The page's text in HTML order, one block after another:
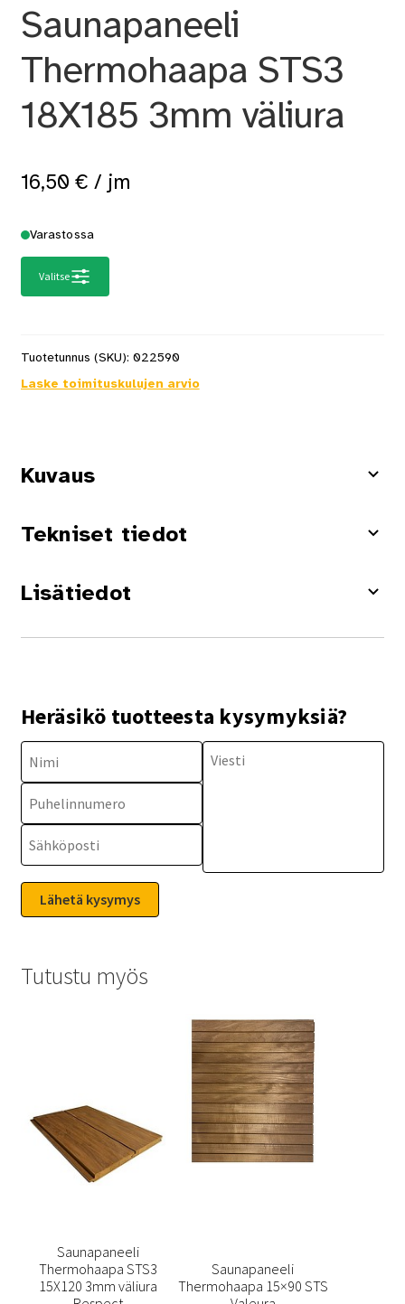
Saunapaneeli
Thermohaapa STS3
18X185 3mm väliura
16,50 € / jm
Varastossa
Valitse
Tuotetunnus (SKU): 022590
Laske toimituskulujen arvio
Kuvaus
Tekniset tiedot
Lisätiedot
Heräsikö tuotteesta kysymyksiä?
Tutustu myös
Saunapaneeli
Thermohaapa STS3
15X120 3mm väliura
Saunapaneeli
Thermohaapa 15×90 STS